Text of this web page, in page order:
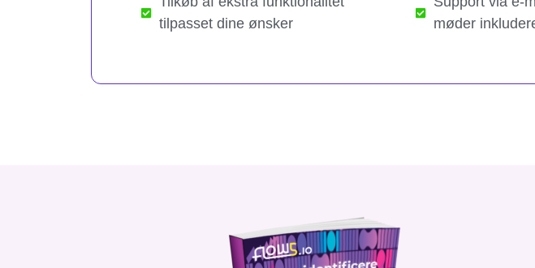
tilpasset dine ønsker​
møder